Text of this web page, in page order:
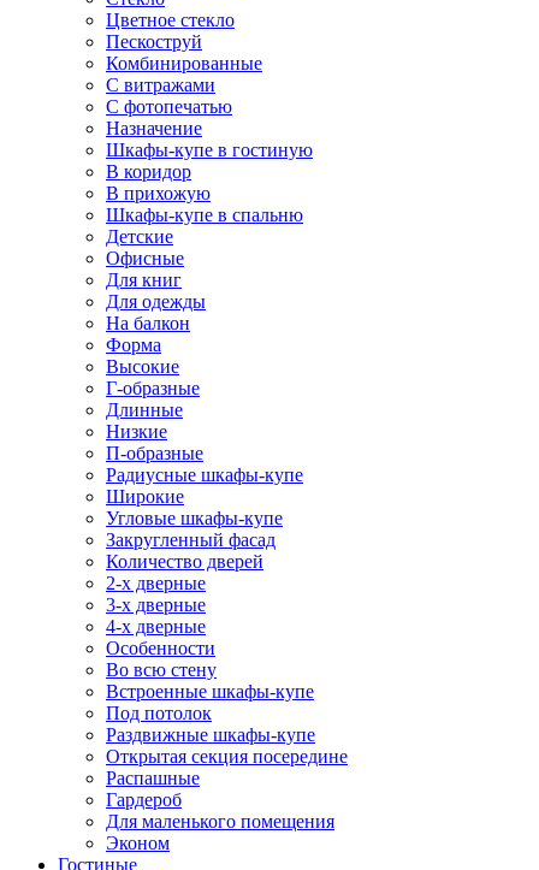
Цветное стекло
Пескоструй
Комбинированные
С витражами
С фотопечатью
Назначение
Шкафы-купе в гостиную
В коридор
В прихожую
Шкафы-купе в спальню
Детские
Офисные
Для книг
Для одежды
На балкон
Форма
Высокие
Г-образные
Длинные
Низкие
П-образные
Радиусные шкафы-купе
Широкие
Угловые шкафы-купе
Закругленный фасад
Количество дверей
2-х дверные
3-х дверные
4-х дверные
Особенности
Во всю стену
Встроенные шкафы-купе
Под потолок
Раздвижные шкафы-купе
Открытая секция посередине
Распашные
Гардероб
Для маленького помещения
Эконом
Гостиные